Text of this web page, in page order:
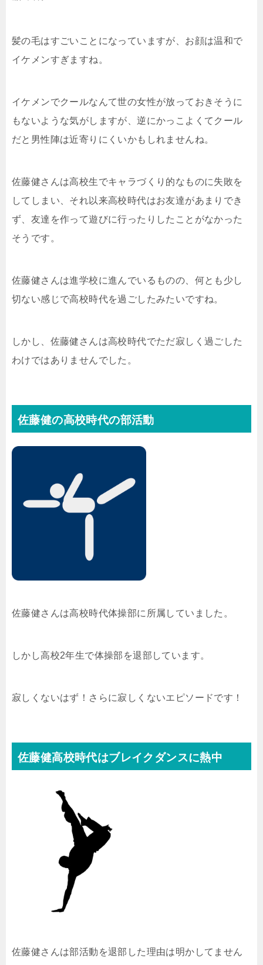
髪の毛はすごいことになっていますが、お顔は温和で
イケメンすぎますね。
イケメンでクールなんて世の女性が放っておきそうに
もないような気がしますが、逆にかっこよくてクール
だと男性陣は近寄りにくいかもしれませんね。
佐藤健さんは高校生でキャラづくり的なものに失敗を
してしまい、それ以来高校時代はお友達があまりでき
ず、友達を作って遊びに行ったりしたことがなかった
そうです。
佐藤健さんは進学校に進んでいるものの、何とも少し
切ない感じで高校時代を過ごしたみたいですね。
しかし、佐藤健さんは高校時代でただ寂しく過ごした
わけではありませんでした。
佐藤健の高校時代の部活動
佐藤健さんは高校時代体操部に所属していました。
しかし高校2年生で体操部を退部しています。
寂しくないはず！さらに寂しくないエピソードです！
佐藤健高校時代はブレイクダンスに熱中
佐藤健さんは部活動を退部した理由は明かしてません